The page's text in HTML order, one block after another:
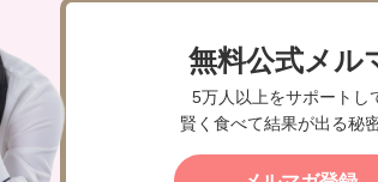
無料公式メル
5万人以上をサポートし
賢く食べて結果が出る秘